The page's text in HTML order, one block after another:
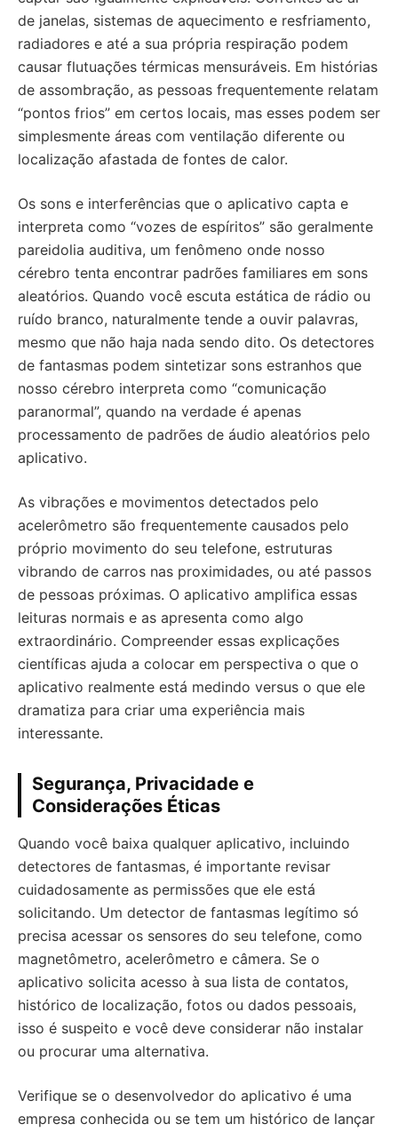
de janelas, sistemas de aquecimento e resfriamento,
radiadores e até a sua própria respiração podem
causar flutuações térmicas mensuráveis. Em histórias
de assombração, as pessoas frequentemente relatam
“pontos frios” em certos locais, mas esses podem ser
simplesmente áreas com ventilação diferente ou
localização afastada de fontes de calor.
Os sons e interferências que o aplicativo capta e
interpreta como “vozes de espíritos” são geralmente
pareidolia auditiva, um fenômeno onde nosso
cérebro tenta encontrar padrões familiares em sons
aleatórios. Quando você escuta estática de rádio ou
ruído branco, naturalmente tende a ouvir palavras,
mesmo que não haja nada sendo dito. Os detectores
de fantasmas podem sintetizar sons estranhos que
nosso cérebro interpreta como “comunicação
paranormal”, quando na verdade é apenas
processamento de padrões de áudio aleatórios pelo
aplicativo.
As vibrações e movimentos detectados pelo
acelerômetro são frequentemente causados pelo
próprio movimento do seu telefone, estruturas
vibrando de carros nas proximidades, ou até passos
de pessoas próximas. O aplicativo amplifica essas
leituras normais e as apresenta como algo
extraordinário. Compreender essas explicações
científicas ajuda a colocar em perspectiva o que o
aplicativo realmente está medindo versus o que ele
dramatiza para criar uma experiência mais
interessante.
Segurança, Privacidade e
Considerações Éticas
Quando você baixa qualquer aplicativo, incluindo
detectores de fantasmas, é importante revisar
cuidadosamente as permissões que ele está
solicitando. Um detector de fantasmas legítimo só
precisa acessar os sensores do seu telefone, como
magnetômetro, acelerômetro e câmera. Se o
aplicativo solicita acesso à sua lista de contatos,
histórico de localização, fotos ou dados pessoais,
isso é suspeito e você deve considerar não instalar
ou procurar uma alternativa.
Verifique se o desenvolvedor do aplicativo é uma
empresa conhecida ou se tem um histórico de lançar